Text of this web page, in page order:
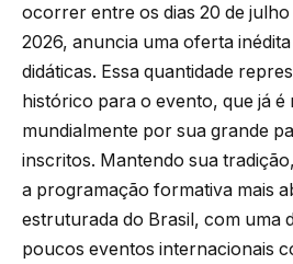
ocorrer entre os dias 20 de julho
2026, anuncia uma oferta inédita
didáticas. Essa quantidade
histórico para o evento, que já é
mundialmente por sua grande
inscritos. Mantendo sua
a programação formativa mais
estruturada do Brasil, com uma
poucos eventos internacionais